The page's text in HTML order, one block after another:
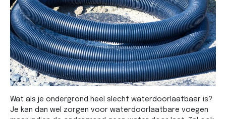
Wat als je ondergrond heel slecht waterdoorlaatbaar is?
Je kan dan wel zorgen voor waterdoorlaatbare voegen